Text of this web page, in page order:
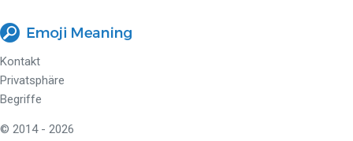
Kontakt
Privatsphäre
Begriffe
© 2014 - 2026